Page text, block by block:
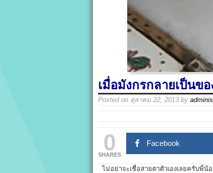
เมื่อมังกรกลายเป็นข
Posted on ตุลาคม 22, 2013 by
0
SHARES
Facebook
ไม่อย่าจะเชื่อสายตาตัวเองเลยครับพี่